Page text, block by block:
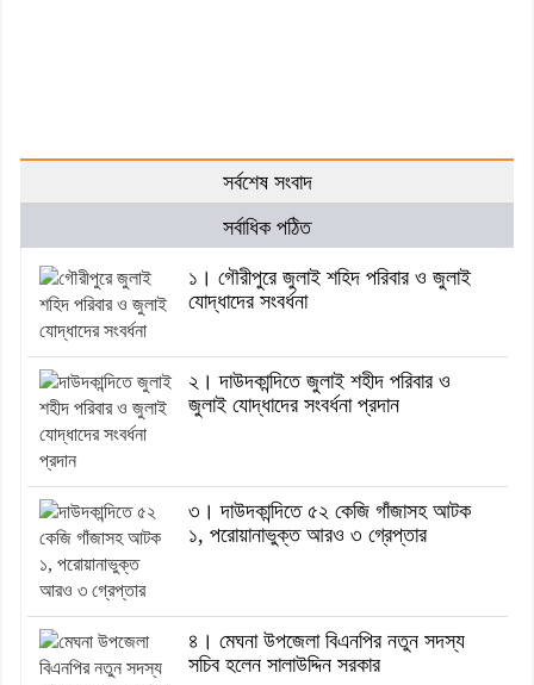
সর্বশেষ সংবাদ
সর্বাধিক পঠিত
১। গৌরীপুরে জুলাই শহিদ পরিবার ও জুলাই
যোদ্ধাদের সংবর্ধনা
২। দাউদকান্দিতে জুলাই শহীদ পরিবার ও
জুলাই যোদ্ধাদের সংবর্ধনা প্রদান
৩। দাউদকান্দিতে ৫২ কেজি গাঁজাসহ আটক
১, পরোয়ানাভুক্ত আরও ৩ গ্রেপ্তার
৪। মেঘনা উপজেলা বিএনপির নতুন সদস্য
সচিব হলেন সালাউদ্দিন সরকার